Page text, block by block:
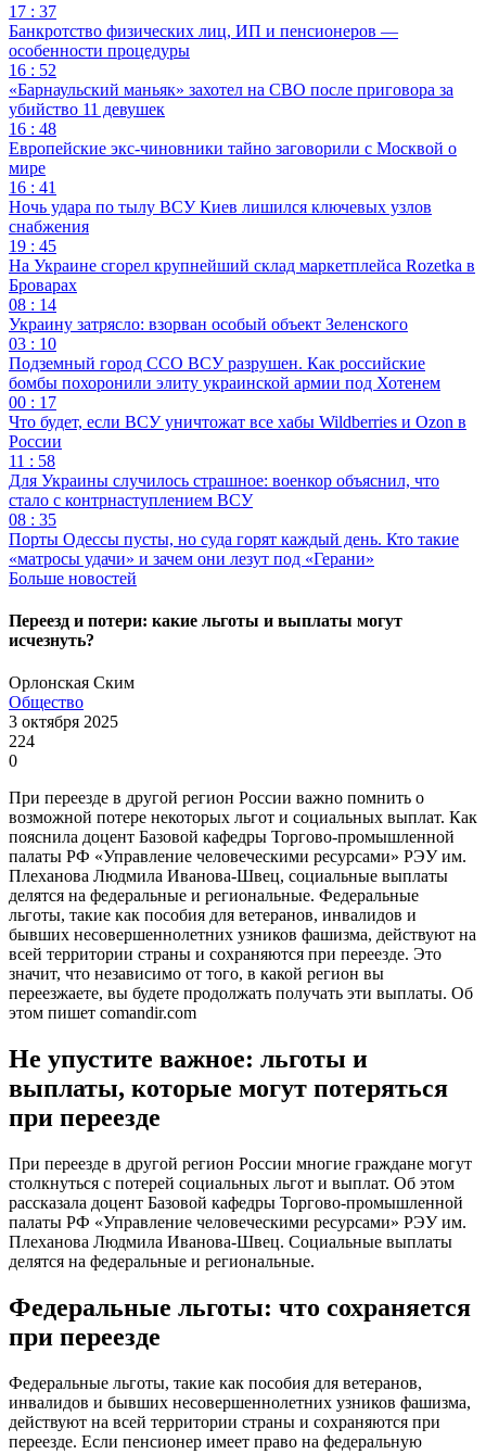
17 : 37
Банкротство физических лиц, ИП и пенсионеров —
особенности процедуры
16 : 52
«Барнаульский маньяк» захотел на СВО после приговора за
убийство 11 девушек
16 : 48
Европейские экс-чиновники тайно заговорили с Москвой о
мире
16 : 41
Ночь удара по тылу ВСУ Киев лишился ключевых узлов
снабжения
19 : 45
На Украине сгорел крупнейший склад маркетплейса Rozetka в
Броварах
08 : 14
Украину затрясло: взорван особый объект Зеленского
03 : 10
Подземный город ССО ВСУ разрушен. Как российские
бомбы похоронили элиту украинской армии под Хотенем
00 : 17
Что будет, если ВСУ уничтожат все хабы Wildberries и Ozon в
России
11 : 58
Для Украины случилось страшное: военкор объяснил, что
стало с контрнаступлением ВСУ
08 : 35
Порты Одессы пусты, но суда горят каждый день. Кто такие
«матросы удачи» и зачем они лезут под «Герани»
Больше новостей
Переезд и потери: какие льготы и выплаты могут
исчезнуть?
Орлонская Ским
Общество
3 октября 2025
224
0
При переезде в другой регион России важно помнить о
возможной потере некоторых льгот и социальных выплат. Как
пояснила доцент Базовой кафедры Торгово-промышленной
палаты РФ «Управление человеческими ресурсами» РЭУ им.
Плеханова Людмила Иванова-Швец, социальные выплаты
делятся на федеральные и региональные. Федеральные
льготы, такие как пособия для ветеранов, инвалидов и
бывших несовершеннолетних узников фашизма, действуют на
всей территории страны и сохраняются при переезде. Это
значит, что независимо от того, в какой регион вы
переезжаете, вы будете продолжать получать эти выплаты. Об
этом пишет comandir.com
Не упустите важное: льготы и
выплаты, которые могут потеряться
при переезде
При переезде в другой регион России многие граждане могут
столкнуться с потерей социальных льгот и выплат. Об этом
рассказала доцент Базовой кафедры Торгово-промышленной
палаты РФ «Управление человеческими ресурсами» РЭУ им.
Плеханова Людмила Иванова-Швец. Социальные выплаты
делятся на федеральные и региональные.
Федеральные льготы: что сохраняется
при переезде
Федеральные льготы, такие как пособия для ветеранов,
инвалидов и бывших несовершеннолетних узников фашизма,
действуют на всей территории страны и сохраняются при
переезде. Если пенсионер имеет право на федеральную